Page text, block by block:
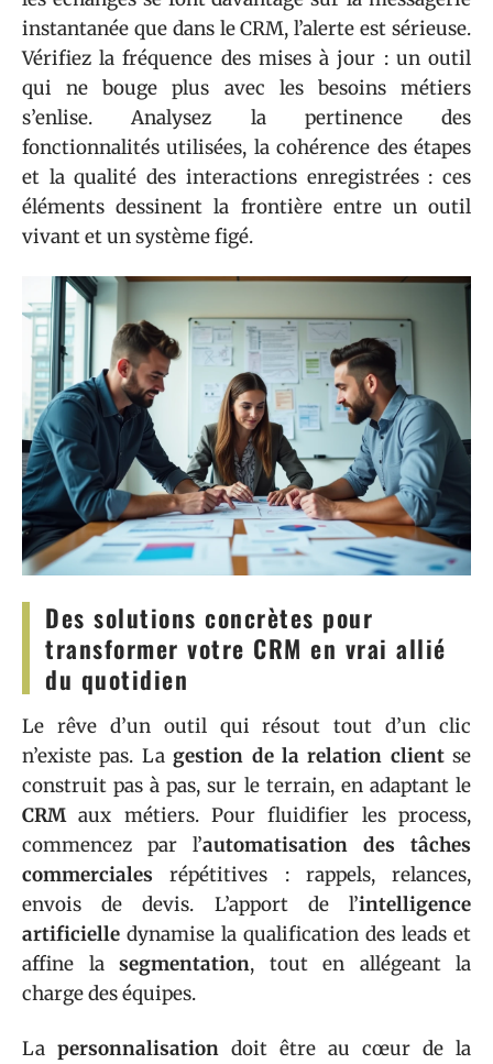
instantanée que dans le CRM, l’alerte est sérieuse.
Vérifiez la fréquence des mises à jour : un outil
qui ne bouge plus avec les besoins métiers
s’enlise. Analysez la pertinence des
fonctionnalités utilisées, la cohérence des étapes
et la qualité des interactions enregistrées : ces
éléments dessinent la frontière entre un outil
vivant et un système figé.
Des solutions concrètes pour
transformer votre CRM en vrai allié
du quotidien
Le rêve d’un outil qui résout tout d’un clic
n’existe pas. Lagestion de la relation clientse
construit pas à pas, sur le terrain, en adaptant le
CRMaux métiers. Pour fluidifier les process,
commencez par l’automatisation des tâches
commerciales répétitives : rappels, relances,
envois de devis. L’apport de l’intelligence
artificielle dynamise la qualification des leads et
affine la segmentation, tout en allégeant la
charge des équipes.
La personnalisation doit être au cœur de la